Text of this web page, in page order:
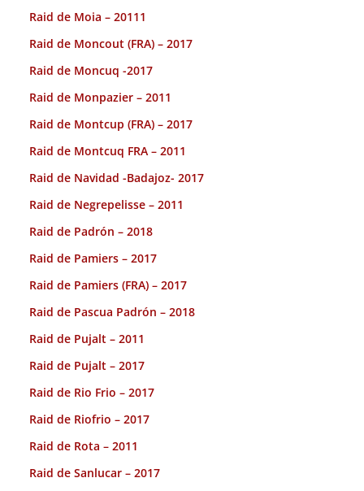
Raid de Moia – 20111
Raid de Moncout (FRA) – 2017
Raid de Moncuq -2017
Raid de Monpazier – 2011
Raid de Montcup (FRA) – 2017
Raid de Montcuq FRA – 2011
Raid de Navidad -Badajoz- 2017
Raid de Negrepelisse – 2011
Raid de Padrón – 2018
Raid de Pamiers – 2017
Raid de Pamiers (FRA) – 2017
Raid de Pascua Padrón – 2018
Raid de Pujalt – 2011
Raid de Pujalt – 2017
Raid de Rio Frio – 2017
Raid de Riofrio – 2017
Raid de Rota – 2011
Raid de Sanlucar – 2017